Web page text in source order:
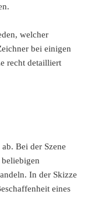
welcher
bei einigen
recht detailliert
Bei der Szene
In der Skizze
eines